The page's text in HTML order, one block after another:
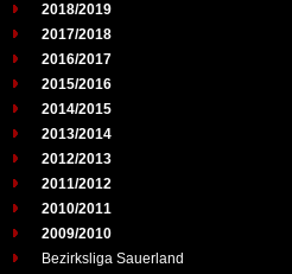
2018/2019
2017/2018
2016/2017
2015/2016
2014/2015
2013/2014
2012/2013
2011/2012
2010/2011
2009/2010
Bezirksliga Sauerland